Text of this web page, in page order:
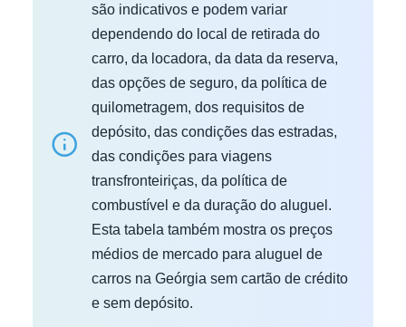
são indicativos e podem variar
dependendo do local de retirada do
carro, da locadora, da data da reserva,
das opções de seguro, da política de
quilometragem, dos requisitos de
depósito, das condições das estradas,
das condições para viagens
transfronteiriças, da política de
combustível e da duração do aluguel.
Esta tabela também mostra os preços
médios de mercado para aluguel de
carros na Geórgia sem cartão de crédito
e sem depósito.